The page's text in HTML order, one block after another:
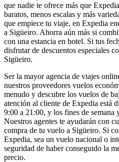
que nadie te ofrece más que
baratos, menos escalas y más
que empiece tu viaje, en Expedia
a Sigüeiro. Ahorra aún más si
con una estancia en hotel. Si tus
disfrutar de descuentos especiales
Sigüeiro.
Ser la mayor agencia de viajes
nuestros proveedores vuelos
menudo y descubre los vuelos de
atención al cliente de Expedia está
9:00 a 21:00, y los fines de semana
Nuestros agentes te ayudarán con
compra de tu vuelo a Sigüeiro. Si
Expedia, sea un vuelo nacional o
seguridad de haber conseguido la
precio.